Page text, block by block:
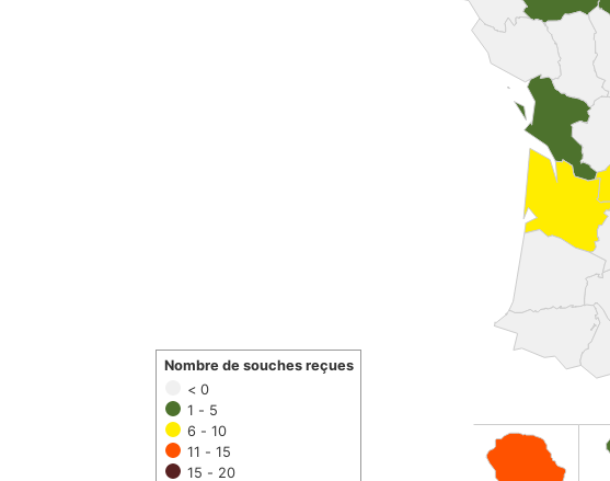
< 0
1 - 5
6 - 10
11 - 15
15 - 20
Nombre de souches reçues